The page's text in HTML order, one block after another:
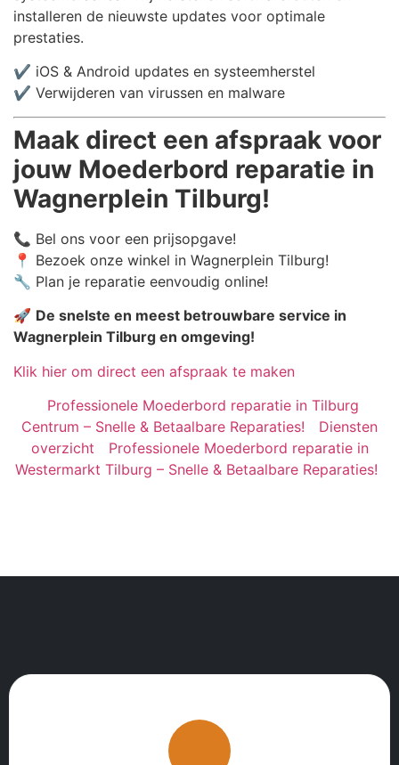
installeren de nieuwste updates voor optimale
prestaties.
✔️ iOS & Android updates en systeemherstel
✔️ Verwijderen van virussen en malware
Maak direct een afspraak voor
jouw Moederbord reparatie in
Wagnerplein Tilburg!
📞 Bel ons voor een prijsopgave!
📍 Bezoek onze winkel in Wagnerplein Tilburg!
🔧 Plan je reparatie eenvoudig online!
🚀 De snelste en meest betrouwbare service in
Wagnerplein Tilburg en omgeving!
Klik hier om direct een afspraak te maken
Professionele Moederbord reparatie in Tilburg
Centrum – Snelle & Betaalbare Reparaties!
Diensten
overzicht
Professionele Moederbord reparatie in
Westermarkt Tilburg – Snelle & Betaalbare Reparaties!